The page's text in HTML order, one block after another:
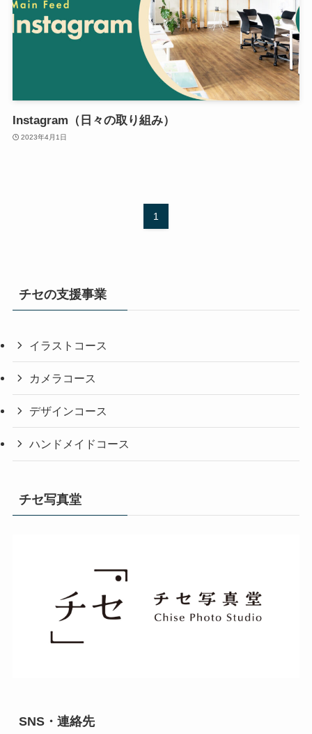
Instagram（日々の取り組み）
2023年4月1日
1
チセの支援事業
イラストコース
カメラコース
デザインコース
ハンドメイドコース
チセ写真堂
SNS・連絡先